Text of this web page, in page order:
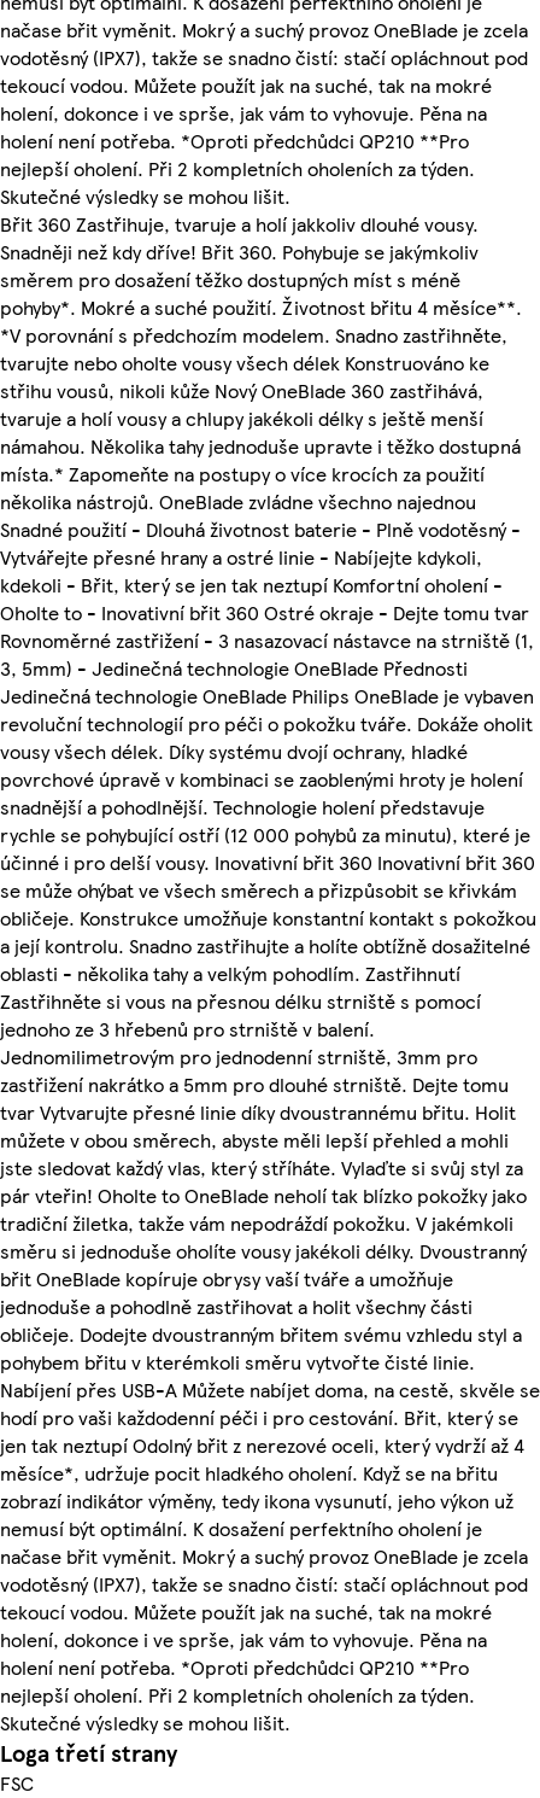
načase břit vyměnit. Mokrý a suchý provoz OneBlade je zcela
vodotěsný (IPX7), takže se snadno čistí: stačí opláchnout pod
tekoucí vodou. Můžete použít jak na suché, tak na mokré
holení, dokonce i ve sprše, jak vám to vyhovuje. Pěna na
holení není potřeba. *Oproti předchůdci QP210 **Pro
nejlepší oholení. Při 2 kompletních oholeních za týden.
Skutečné výsledky se mohou lišit.
Břit 360 Zastřihuje, tvaruje a holí jakkoliv dlouhé vousy.
Snadněji než kdy dříve! Břit 360. Pohybuje se jakýmkoliv
směrem pro dosažení těžko dostupných míst s méně
pohyby*. Mokré a suché použití. Životnost břitu 4 měsíce**.
*V porovnání s předchozím modelem. Snadno zastřihněte,
tvarujte nebo oholte vousy všech délek Konstruováno ke
střihu vousů, nikoli kůže Nový OneBlade 360 zastřihává,
tvaruje a holí vousy a chlupy jakékoli délky s ještě menší
námahou. Několika tahy jednoduše upravte i těžko dostupná
místa.* Zapomeňte na postupy o více krocích za použití
několika nástrojů. OneBlade zvládne všechno najednou
Snadné použití - Dlouhá životnost baterie - Plně vodotěsný -
Vytvářejte přesné hrany a ostré linie - Nabíjejte kdykoli,
kdekoli - Břit, který se jen tak neztupí Komfortní oholení -
Oholte to - Inovativní břit 360 Ostré okraje - Dejte tomu tvar
Rovnoměrné zastřižení - 3 nasazovací nástavce na strniště (1,
3, 5mm) - Jedinečná technologie OneBlade Přednosti
Jedinečná technologie OneBlade Philips OneBlade je vybaven
revoluční technologií pro péči o pokožku tváře. Dokáže oholit
vousy všech délek. Díky systému dvojí ochrany, hladké
povrchové úpravě v kombinaci se zaoblenými hroty je holení
snadnější a pohodlnější. Technologie holení představuje
rychle se pohybující ostří (12 000 pohybů za minutu), které je
účinné i pro delší vousy. Inovativní břit 360 Inovativní břit 360
se může ohýbat ve všech směrech a přizpůsobit se křivkám
obličeje. Konstrukce umožňuje konstantní kontakt s pokožkou
a její kontrolu. Snadno zastřihujte a holíte obtížně dosažitelné
oblasti - několika tahy a velkým pohodlím. Zastřihnutí
Zastřihněte si vous na přesnou délku strniště s pomocí
jednoho ze 3 hřebenů pro strniště v balení.
Jednomilimetrovým pro jednodenní strniště, 3mm pro
zastřižení nakrátko a 5mm pro dlouhé strniště. Dejte tomu
tvar Vytvarujte přesné linie díky dvoustrannému břitu. Holit
můžete v obou směrech, abyste měli lepší přehled a mohli
jste sledovat každý vlas, který stříháte. Vylaďte si svůj styl za
pár vteřin! Oholte to OneBlade neholí tak blízko pokožky jako
tradiční žiletka, takže vám nepodráždí pokožku. V jakémkoli
směru si jednoduše oholíte vousy jakékoli délky. Dvoustranný
břit OneBlade kopíruje obrysy vaší tváře a umožňuje
jednoduše a pohodlně zastřihovat a holit všechny části
obličeje. Dodejte dvoustranným břitem svému vzhledu styl a
pohybem břitu v kterémkoli směru vytvořte čisté linie.
Nabíjení přes USB-A Můžete nabíjet doma, na cestě, skvěle se
hodí pro vaši každodenní péči i pro cestování. Břit, který se
jen tak neztupí Odolný břit z nerezové oceli, který vydrží až 4
měsíce*, udržuje pocit hladkého oholení. Když se na břitu
zobrazí indikátor výměny, tedy ikona vysunutí, jeho výkon už
nemusí být optimální. K dosažení perfektního oholení je
načase břit vyměnit. Mokrý a suchý provoz OneBlade je zcela
vodotěsný (IPX7), takže se snadno čistí: stačí opláchnout pod
tekoucí vodou. Můžete použít jak na suché, tak na mokré
holení, dokonce i ve sprše, jak vám to vyhovuje. Pěna na
holení není potřeba. *Oproti předchůdci QP210 **Pro
nejlepší oholení. Při 2 kompletních oholeních za týden.
Skutečné výsledky se mohou lišit.
Loga třetí strany
FSC